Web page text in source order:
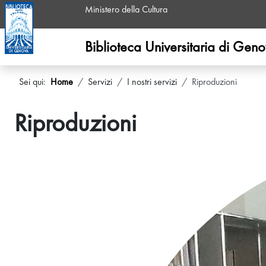
Ministero della Cultura
Biblioteca Universitaria di
Sei qui: Home Servizi I nostri servizi Riproduzioni
Riproduzioni